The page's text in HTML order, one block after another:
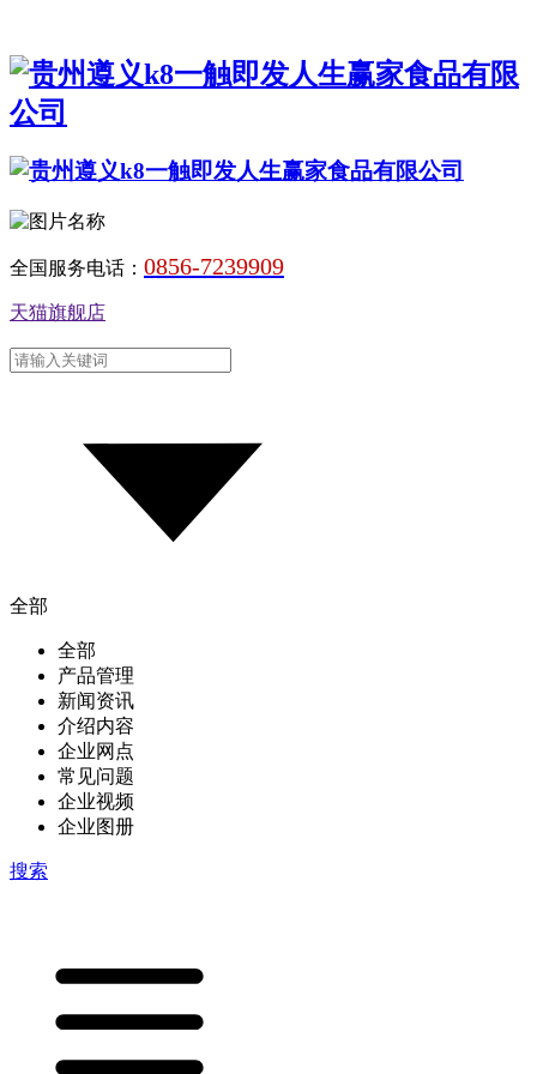
全国服务电话： 0856-7239909
天猫旗舰店
全部
全部
产品管理
新闻资讯
介绍内容
企业网点
常见问题
企业视频
企业图册
搜索